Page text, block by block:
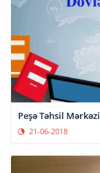
Peşə Təhsil
21-06-2018